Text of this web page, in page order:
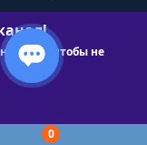
0
связи чтобы не